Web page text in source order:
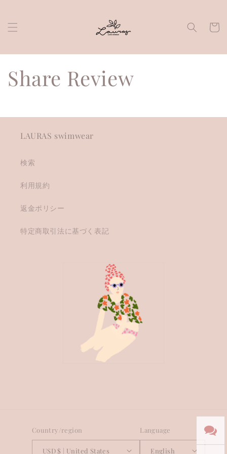
Cart
Share Review
LAURAS swimwear
検索
利用規約
返金ポリシー
特定商取引法に基づく表記
Country/region
USD $ | United States
Language
English